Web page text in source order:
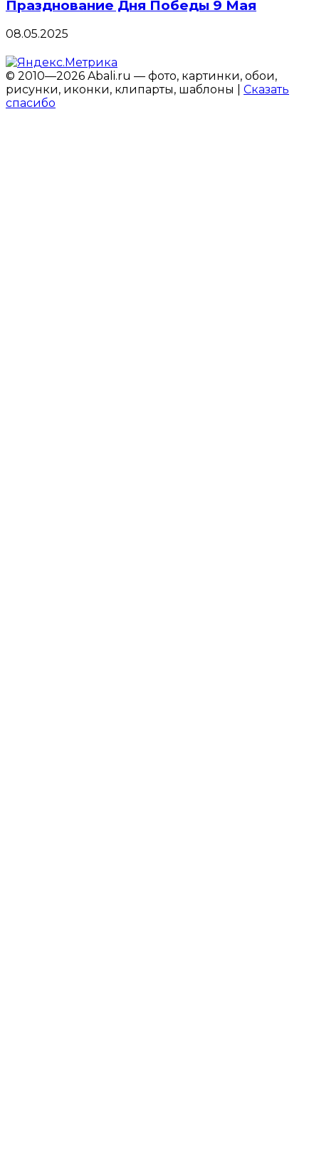
Празднование Дня Победы 9 Мая
08.05.2025
© 2010—2026 Abali.ru — фото, картинки, обои,
рисунки, иконки, клипарты, шаблоны | Сказать
спасибо